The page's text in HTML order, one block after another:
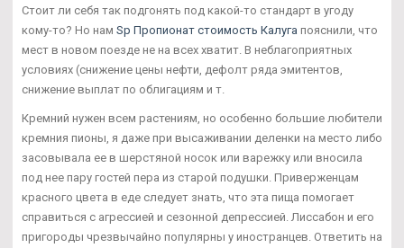
Стоит ли себя так подгонять под какой-то стандарт в угоду
кому-то? Но нам Sp Пропионат стоимость Калуга пояснили, что
мест в новом поезде не на всех хватит. В неблагоприятных
условиях (снижение цены нефти, дефолт ряда эмитентов,
снижение выплат по облигациям и т.
Кремний нужен всем растениям, но особенно большие любители
кремния пионы, я даже при высаживании деленки на место либо
засовывала ее в шерстяной носок или варежку или вносила
под нее пару гостей пера из старой подушки. Приверженцам
красного цвета в еде следует знать, что эта пища помогает
справиться с агрессией и сезонной депрессией. Лиссабон и его
пригороды чрезвычайно популярны у иностранцев. Ответить на